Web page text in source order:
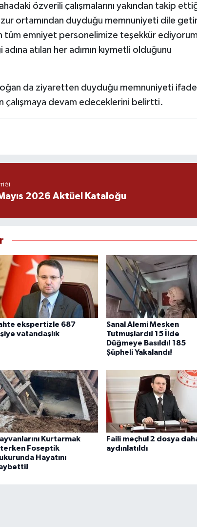
özverili çalışmalarını yakından takip
ortamından duyduğu memnuniyeti dile
tüm emniyet personelimize teşekkür
atılan her adımın kıymetli olduğunu
da ziyaretten duyduğu memnuniyeti ifade
çalışmaya devam edeceklerini belirtti.
2026 Aktüel Kataloğu
ekspertizle 687
vatandaşlık
Sanal Alemi Mesken
Tutmuşlardı! 15 İlde
Düğmeye Basıldı! 185
Şüpheli Yakalandı!
Kurtarmak
Foseptik
Hayatını
Faili meçhul 2 dosya
aydınlatıldı